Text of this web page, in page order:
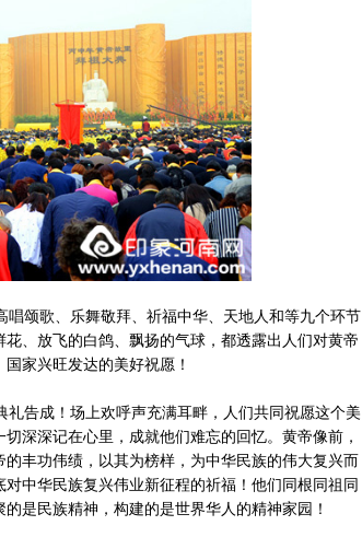
颂歌、乐舞敬拜、祈福中华、天地人和等九个环节
、放飞的白鸽、飘扬的气球，都透露出人们对黄帝
家兴旺发达的美好祝愿！
告成！场上欢呼声充满耳畔，人们共同祝愿这个美
深深记在心里，成就他们难忘的回忆。黄帝像前，
丰功伟绩，以其为榜样，为中华民族的伟大复兴而
中华民族复兴伟业新征程的祈福！他们同根同祖同
是民族精神，构建的是世界华人的精神家园！